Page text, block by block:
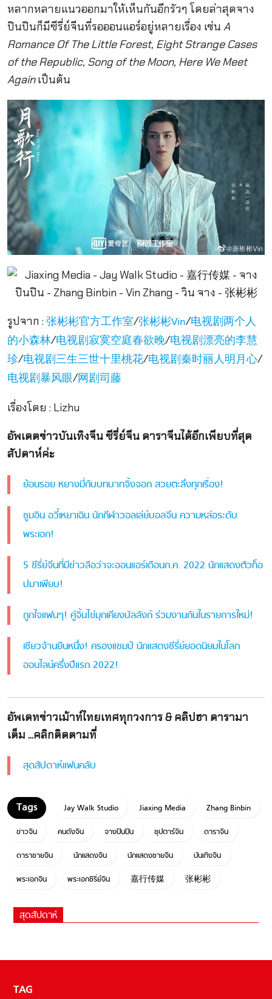
หลากหลายแนวออกมาให้เห็นกันอีกรัวๆ โดยล่าสุดจาง
ปินปินก็มีซีรี่ย์จีนที่รอออนแอร์อยู่หลายเรื่อง เช่น A
Romance Of The Little Forest, Eight Strange Cases
of the Republic, Song of the Moon, Here We Meet
Againเป็นต้น
รูปจาก : 张彬彬官方工作室/张彬彬Vin/电视剧两个人
的小森林/电视剧寂寞空庭春欲晚/电视剧漂亮的李慧
珍/电视剧三生三世十里桃花/电视剧秦时丽人明月心/
电视剧暴风眼/网剧司藤
เรื่องโดย : Lizhu
อัพเดตข่าวบันเทิงจีน ซีรี่ย์จีน ดาราจีนได้อีกเพียบที่สุด
สัปดาห์ค่ะ
ย้อนรอย หยางมี่กับบทบาทจิ้งจอก สวยตะลึงทุกเรื่อง!
ซูมอิน อวี๋เหยาเฉิน นักกีฬาวอลเล่ย์บอลจีน ความหล่อระดับ
พระเอก!
5 ซีรี่ย์จีนที่มีข่าวลือว่าจะออนแอร์เดือนก.ค. 2022 นักแสดงตัวท็อ
ปมาเพียบ!
ถูกใจแฟนๆ! คู่จิ้นไข่มุกเคียงบัลลังก์ ร่วมงานกันในรายการใหม่!
เซียวจ้านยืนหนึ่ง! ครองแชมป์ นักแสดงซีรี่ย์ยอดนิยมในโลก
ออนไลน์ครึ่งปีแรก 2022!
อัพเดทข่าวเม้าท์ไทยเทศทุกวงการ & คลิปฮา ดารามา
เต็ม ...คลิกติดตามที่
สุดสัปดาห์แฟนคลับ
Jay Walk Studio Jiaxing Media
Zhang Binbin
ข่าวจีน
คนดังจีน จางปินปิน ซุปตาร์จีน
ดาราจีน
ดาราชายจีน
นักแสดงจีน นักแสดงชายจีน
บันเทิงจีน
พระเอกจีน
พระเอกซีรี่ย์จีน 嘉行传媒 张彬彬
สุดสัปดาห์
TAG